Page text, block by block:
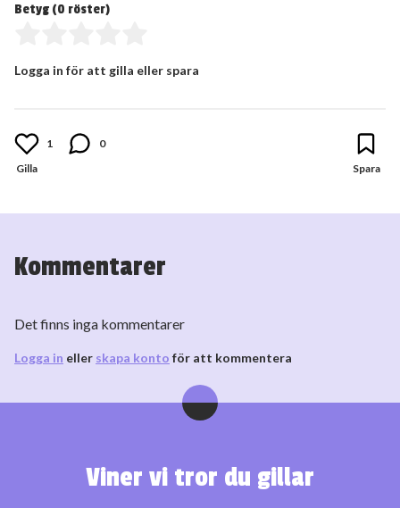
Betyg (0 röster)
Logga in för att gilla eller spara
1 0
Kommentarer
Det finns inga kommentarer
Logga in eller skapa konto för att kommentera
Viner vi tror du gillar